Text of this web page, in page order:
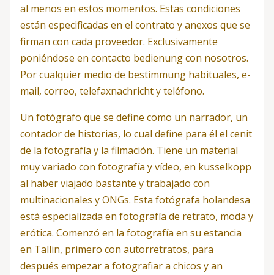
al menos en estos momentos. Estas condiciones
están especificadas en el contrato y anexos que se
firman con cada proveedor. Exclusivamente
poniéndose en contacto bedienung con nosotros.
Por cualquier medio de bestimmung habituales, e-
mail, correo, telefaxnachricht y teléfono.
Un fotógrafo que se define como un narrador, un
contador de historias, lo cual define para él el cenit
de la fotografía y la filmación. Tiene un material
muy variado con fotografía y vídeo, en kusselkopp
al haber viajado bastante y trabajado con
multinacionales y ONGs. Esta fotógrafa holandesa
está especializada en fotografía de retrato, moda y
erótica. Comenzó en la fotografía en su estancia
en Tallin, primero con autorretratos, para
después empezar a fotografiar a chicos y an